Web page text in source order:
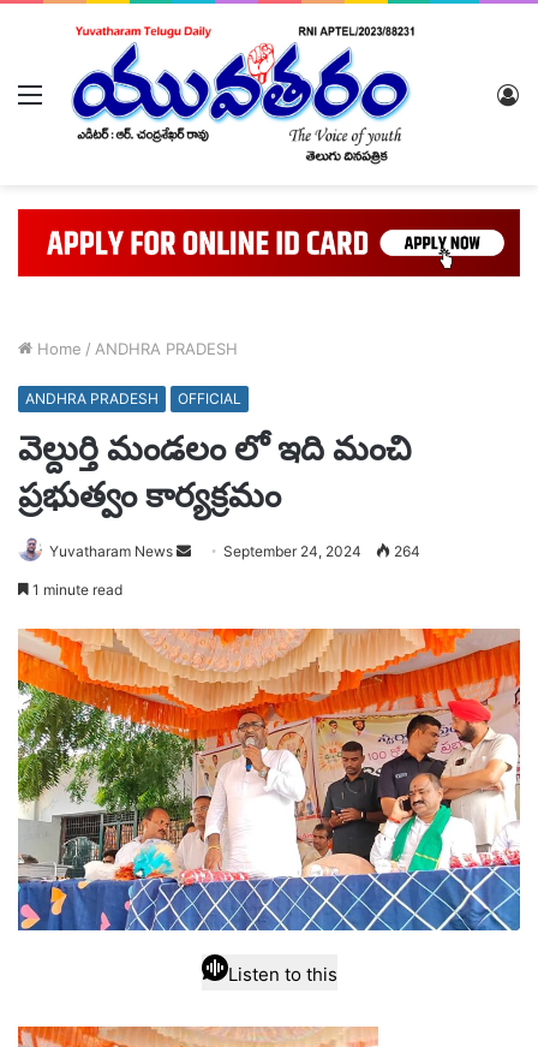
Menu
Home / ANDHRA PRADESH
ANDHRA PRADESH OFFICIAL
వెల్దుర్తి మండలం లో ఇది మంచి
ప్రభుత్వం కార్యక్రమం
Yuvatharam News
Send September 24, 2024 264
1 minute read
Listen to this